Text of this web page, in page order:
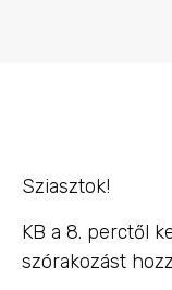
Sziasztok!
KB a 8. perctől
szórakozást